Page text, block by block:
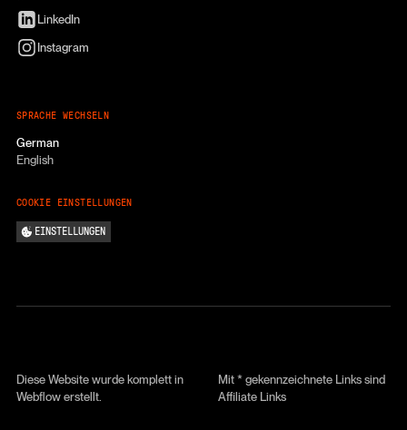
LinkedIn
Instagram
SPRACHE WECHSELN
German
English
COOKIE EINSTELLUNGEN
EINSTELLUNGEN
Diese Website wurde komplett in
Webflow erstellt.
Mit * gekennzeichnete Links sind
Affiliate Links